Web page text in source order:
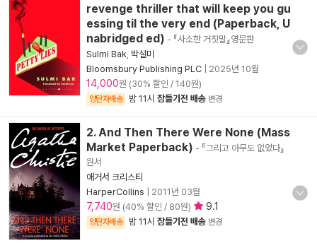
revenge thriller that will keep you gu
essing til the very end (Paperback, U
nabridged ed) - 『사소한 거짓말』영문판
Sulmi Bak 박설미
Bloomsbury Publishing PLC
2025년 10월
14,000원 (30% 할인 / 140원)
양탄자배송 밤 11시 잠들기전 배송 변경
2. And Then There Were None (Mass
Market Paperback) - 『그리고 아무도 없었다』
원서
애거서 크리스티
HarperCollins
2011년 03월
7,740원 (40% 할인 / 80원) 9.1
양탄자배송 밤 11시 잠들기전 배송 변경